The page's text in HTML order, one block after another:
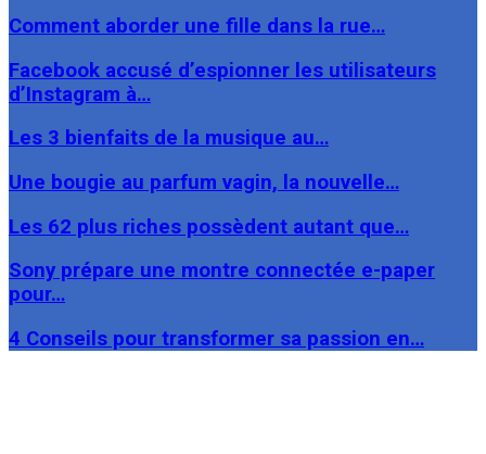
Comment aborder une fille dans la rue…
Facebook accusé d’espionner les utilisateurs
d’Instagram à…
Les 3 bienfaits de la musique au…
Une bougie au parfum vagin, la nouvelle…
Les 62 plus riches possèdent autant que…
Sony prépare une montre connectée e-paper
pour…
4 Conseils pour transformer sa passion en…